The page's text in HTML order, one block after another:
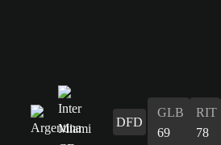
DFD
GLB
69
RIT
78